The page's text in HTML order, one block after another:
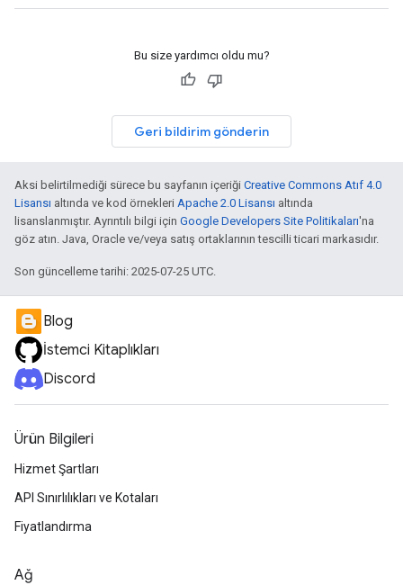
Bu size yardımcı oldu mu?
Geri bildirim gönderin
Aksi belirtilmediği sürece bu sayfanın içeriği Creative Commons Atıf 4.0
Lisansı altında ve kod örnekleri Apache 2.0 Lisansı altında
lisanslanmıştır. Ayrıntılı bilgi için Google Developers Site Politikaları'na
göz atın. Java, Oracle ve/veya satış ortaklarının tescilli ticari markasıdır.
Son güncelleme tarihi: 2025-07-25 UTC.
Blog
İstemci Kitaplıkları
Discord
Ürün Bilgileri
Hizmet Şartları
API Sınırlılıkları ve Kotaları
Fiyatlandırma
Ağ